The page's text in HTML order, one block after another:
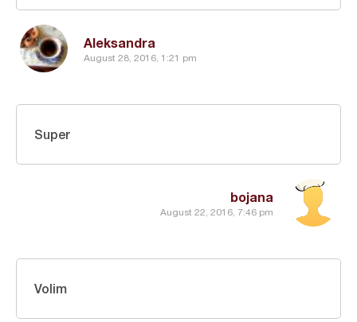
Aleksandra
August 28, 2016, 1:21 pm
bojana
August 22, 2016, 7:46 pm
Super
Volim